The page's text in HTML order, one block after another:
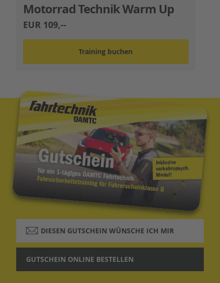
Motorrad Technik Warm Up
EUR 109,--
Training buchen
DIESEN GUTSCHEIN WÜNSCHE ICH MIR
GUTSCHEIN ONLINE BESTELLEN